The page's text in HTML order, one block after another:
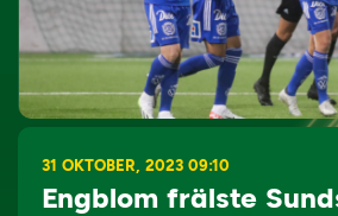
31 OKTOBER, 2023 09:10
Engblom frälste